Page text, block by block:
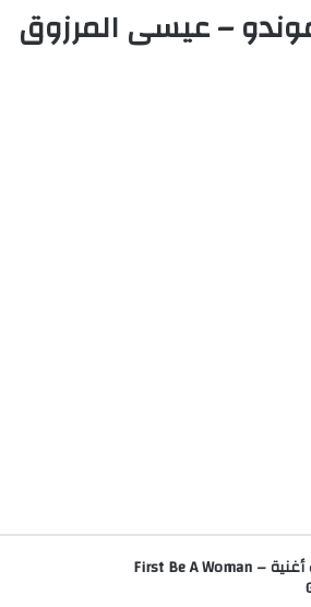
– عيسى المرزوق
ترجمة كلمات أغنية First Be A Woman –